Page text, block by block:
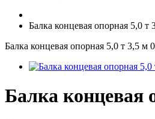
Балка концевая опорная 5,0 т
Балка концевая опорная 5,0 т 3,5 м
Балка концевая